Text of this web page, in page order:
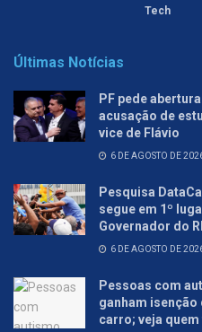
Tech
Últimas Notícias
PF pede
acusação de
vice de Flávio
6 DE AGOSTO DE
Pesquisa
segue em 1º
Governador do
6 DE AGOSTO DE
Pessoas com
ganham
carro; veja